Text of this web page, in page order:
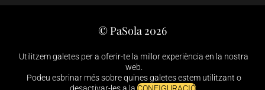
© PaSola 2026
Política de Privacitat
Política de Cookies
Utilitzem galetes per a oferir-te la millor experiència en la nostra
web.
Podeu esbrinar més sobre quines galetes estem utilitzant o